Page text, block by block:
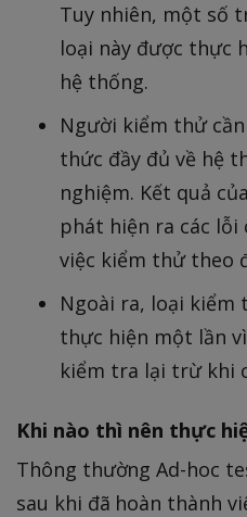
Tuy nhiên, một số
loại này được thực
hệ thống.
Người kiểm thử
thức đầy đủ về hệ
nghiệm. Kết quả
phát hiện ra các lỗi
việc kiểm thử theo
Ngoài ra, loại kiểm
thực hiện một lần
kiểm tra lại trừ khi
Khi nào thì nên thực
Thông thường Ad-hoc
sau khi đã hoàn thành